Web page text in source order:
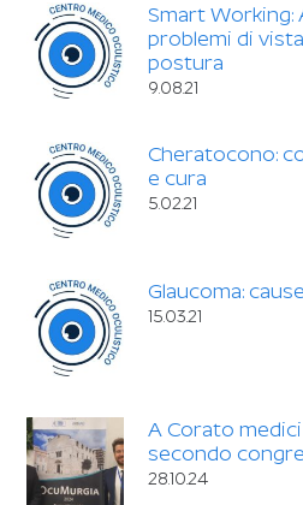
Smart
problemi di
postura
9.08.21
Cheratocono:
e cura
5.02.21
Glaucoma:
15.03.21
A Corato
secondo
28.10.24